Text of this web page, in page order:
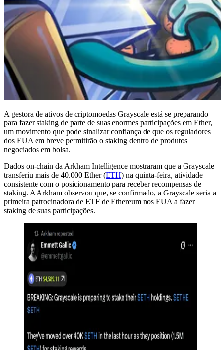
A gestora de ativos de criptomoedas Grayscale está se preparando
para fazer staking de parte de suas enormes participações em Ether,
um movimento que pode sinalizar confiança de que os reguladores
dos EUA em breve permitirão o staking dentro de produtos
negociados em bolsa.
Dados on-chain da Arkham Intelligence mostraram que a Grayscale
transferiu mais de 40.000 Ether (ETH) na quinta-feira, atividade
consistente com o posicionamento para receber recompensas de
staking. A Arkham observou que, se confirmado, a Grayscale seria a
primeira patrocinadora de ETF de Ethereum nos EUA a fazer
staking de suas participações.